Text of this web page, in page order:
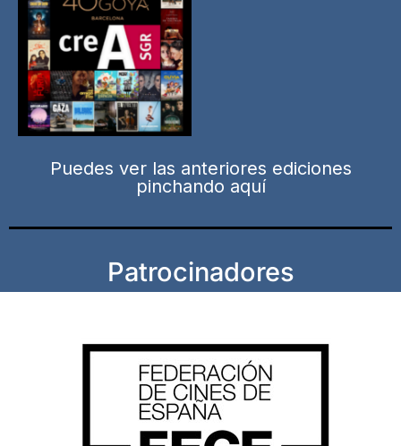
Puedes ver las anteriores ediciones
pinchando aquí
Patrocinadores